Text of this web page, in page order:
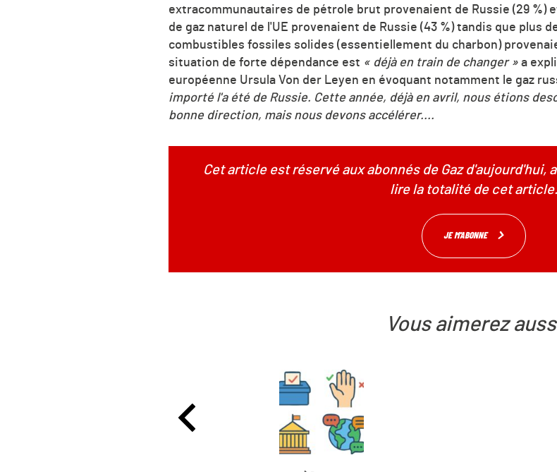
extracommunautaires de pétrole brut provenaient de Russie (29 %)
de gaz naturel de l'UE provenaient de Russie (43 %) tandis que plus
combustibles fossiles solides (essentiellement du charbon)
situation de forte dépendance est « déjà en train de changer » a
européenne Ursula Von der Leyen en évoquant notamment le gaz
importé l'a été de Russie. Cette année, déjà en avril, nous étions
bonne direction, mais nous devons accélérer....
Cet article est réservé aux abonnés de Gaz d'aujourd'hui,
lire la totalité de cet article.
JE M'ABONNE
Vous aimerez